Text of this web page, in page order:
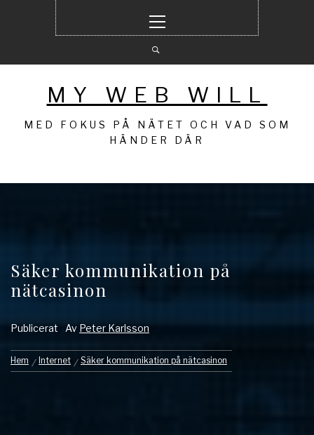
meny
MY WEB WILL
MED FOKUS PÅ NÄTET OCH VAD SOM
HÄNDER DÄR
Säker kommunikation på
nätcasinon
Publicerat Av Peter Karlsson
Hem Internet Säker kommunikation på nätcasinon